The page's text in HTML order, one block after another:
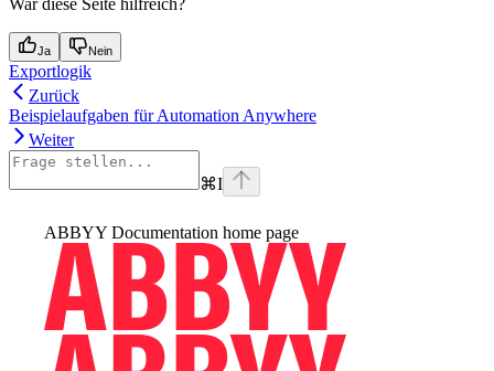
Ja Nein
Exportlogik
Zurück
Beispielaufgaben für Automation Anywhere
Weiter
⌘I
ABBYY Documentation home page